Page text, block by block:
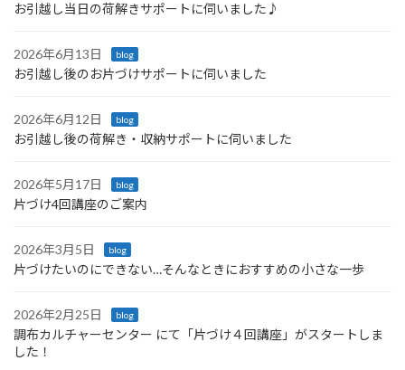
お引越し当日の荷解きサポートに伺いました♪
2026年6月13日 blog
お引越し後のお片づけサポートに伺いました
2026年6月12日 blog
お引越し後の荷解き・収納サポートに伺いました
2026年5月17日 blog
片づけ4回講座のご案内
2026年3月5日 blog
片づけたいのにできない…そんなときにおすすめの小さな一歩
2026年2月25日 blog
調布カルチャーセンター にて「片づけ４回講座」がスタートしま
した！